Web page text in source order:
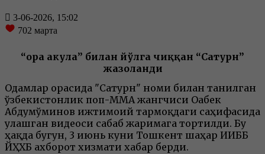
3-06-2026, 15:02
702 марта
“Қора акула” билан йўлга чиққан “Сатурн”
жазоланди
Одамлар орасида "Сатурн" номи билан танилган
ўзбекистонлик поп-ММА жангчиси Оғабек
Абдумўминов ижтимоий тармоқдаги саҳифасида
улашган видеоси сабаб жаримага тортилди. Бу
ҳақда бугун, 3 июнь куни Тошкент шаҳар ИИББ
ЙҲХБ ахборот хизмати хабар берди.